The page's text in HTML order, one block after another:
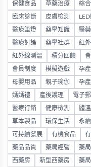
保健食品 草藥治療 綜
臨床診斷 皮膚檢測
醫療筆燈 藥學知識 醫
醫療討論 藥學社群 紅
紅外線測溫 積分回饋
會員制度 模擬遊戲 孕
母嬰用品 親子瑜伽 孕
媽媽禮 產後護理 電子
醫療行銷 健康檢測 體
草本製品 環保生活 永
可持續發展 有機食品
藥品品質 藥局經營 藥
西藥房 新型西藥房 藥